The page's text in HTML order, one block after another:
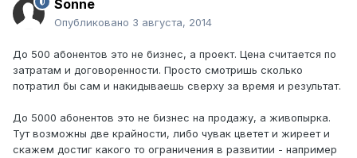
Sonne
Опубликовано 3 августа, 2014
До 500 абонентов это не бизнес, а проект. Цена считается по
затратам и договоренности. Просто смотришь сколько
потратил бы сам и накидываешь сверху за время и результат.
До 5000 абонентов это не бизнес на продажу, а живопырка.
Тут возможны две крайности, либо чувак цветет и жиреет и
скажем достиг какого то ограничения в развитии - например